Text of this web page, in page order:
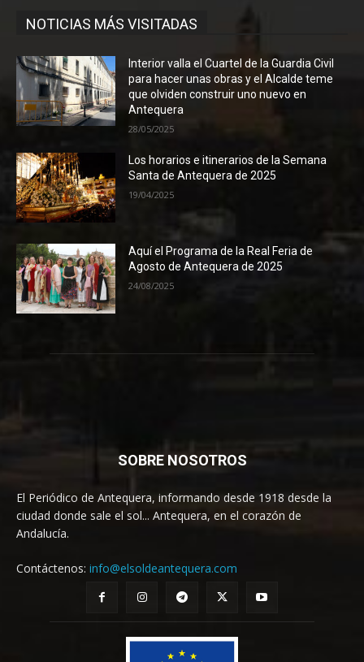
NOTICIAS MÁS VISITADAS
Interior valla el Cuartel de la Guardia Civil
para hacer unas obras y el Alcalde teme
que olviden construir uno nuevo en
Antequera
28/05/2025
Los horarios e itinerarios de la Semana
Santa de Antequera de 2025
19/04/2025
Aquí el Programa de la Real Feria de
Agosto de Antequera de 2025
24/08/2025
SOBRE NOSOTROS
El Periódico de Antequera, informando desde 1918 desde la
ciudad donde sale el sol... Antequera, en el corazón de
Andalucía.
Contáctenos: info@elsoldeantequera.com